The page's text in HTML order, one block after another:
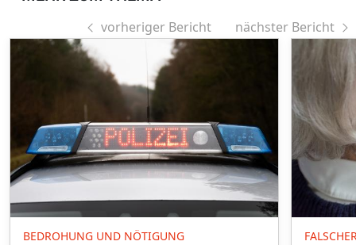
vorheriger Bericht nächster Bericht
BEDROHUNG UND NÖTIGUNG